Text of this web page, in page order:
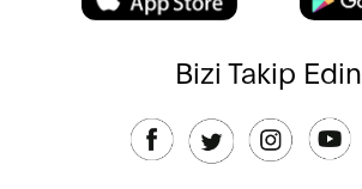
Bizi Takip Edin